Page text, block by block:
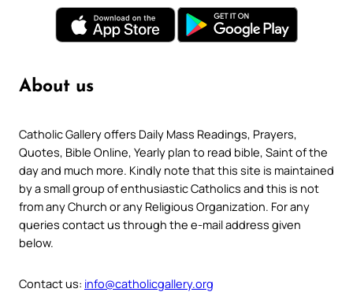
About us
Catholic Gallery offers Daily Mass Readings, Prayers,
Quotes, Bible Online, Yearly plan to read bible, Saint of the
day and much more. Kindly note that this site is maintained
by a small group of enthusiastic Catholics and this is not
from any Church or any Religious Organization. For any
queries contact us through the e-mail address given
below.
Contact us: info@catholicgallery.org